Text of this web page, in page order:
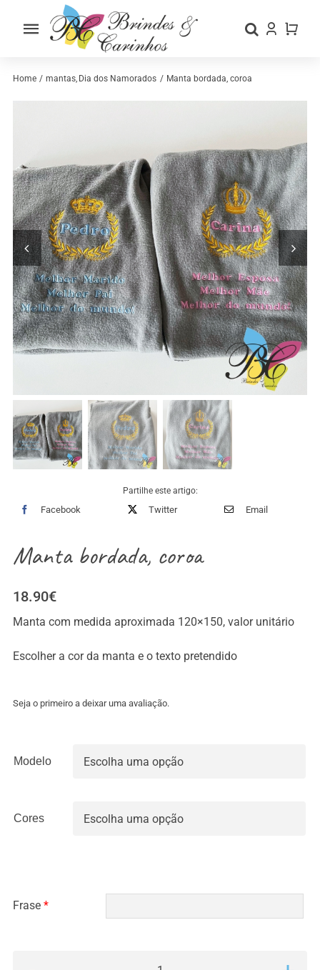
Toggle
Home
Categorias
Contactos
Home mantas Dia dos Namorados Manta bordada, coroa
Partilhe este artigo:
Facebook Twitter Email
Manta bordada, coroa
18.90€
Manta com medida aproximada 120×150, valor unitário
Escolher a cor da manta e o texto pretendido
Seja o primeiro a deixar uma avaliação.
Modelo
Cores
Frase *